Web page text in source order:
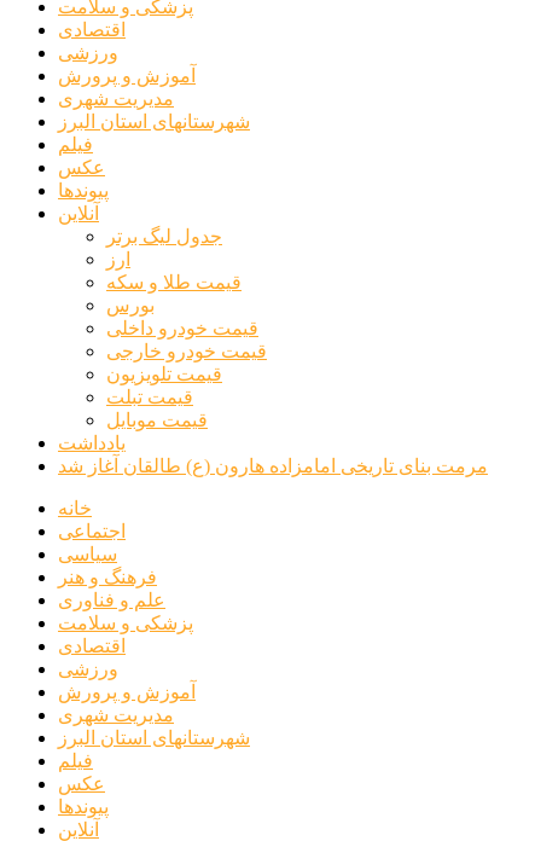
پزشکی و سلامت
اقتصادی
ورزشی
آموزش و پرورش
مدیریت شهری
شهرستانهای استان البرز
فیلم
عکس
پیوندها
آنلاین
جدول لیگ برتر
ارز
قیمت طلا و سکه
بورس
قیمت خودرو داخلی
قیمت خودرو خارجی
قیمت تلویزیون
قیمت تبلت
قیمت موبایل
یادداشت
مرمت بنای تاریخی امامزاده هارون (ع) طالقان آغاز شد
خانه
اجتماعی
سیاسی
فرهنگ و هنر
علم و فناوری
پزشکی و سلامت
اقتصادی
ورزشی
آموزش و پرورش
مدیریت شهری
شهرستانهای استان البرز
فیلم
عکس
پیوندها
آنلاین